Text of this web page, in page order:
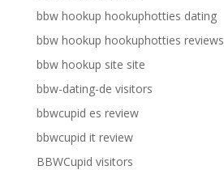
bbw hookup hookuphotties dating
bbw hookup hookuphotties reviews
bbw hookup site site
bbw-dating-de visitors
bbwcupid es review
bbwcupid it review
BBWCupid visitors